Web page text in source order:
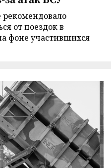
рекомендовало
от поездок в
фоне участившихся